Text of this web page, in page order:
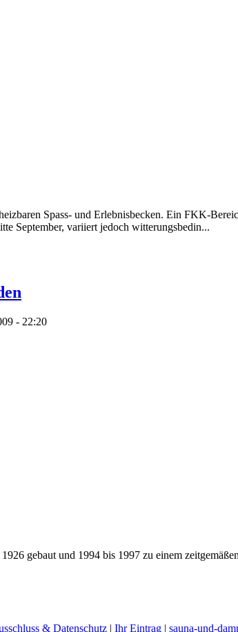
Spass- und Erlebnisbecken. Ein FKK-
September, variiert jedoch witterungsbedin...
- 22:20
gebaut und 1994 bis 1997 zu einem
& Datenschutz | Ihr Eintrag | sauna-und-